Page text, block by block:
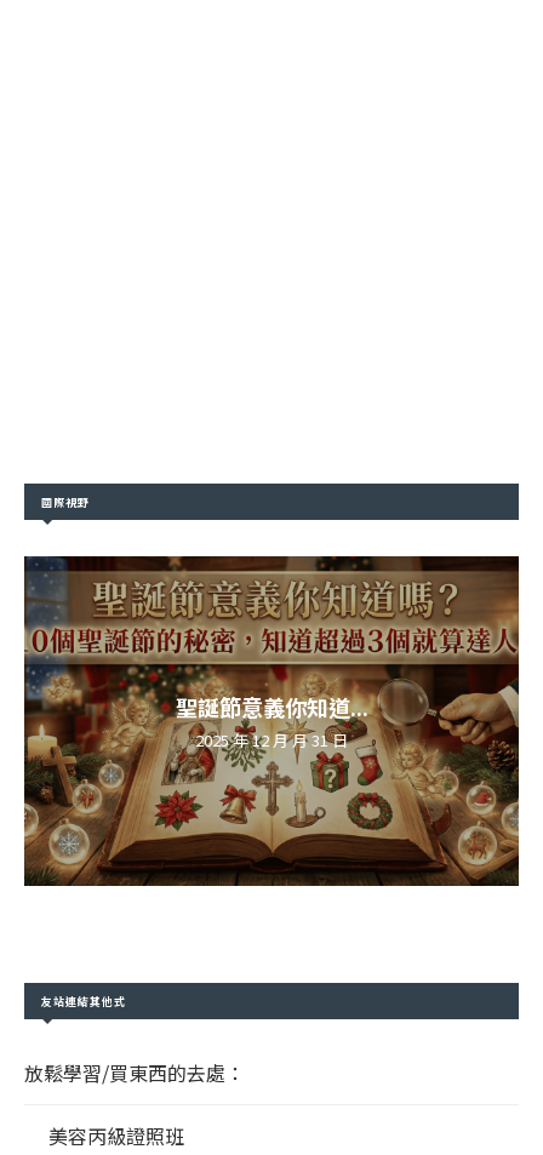
國際視野
聖誕節意義你知道...
2025 年 12 月 月 31 日
友站連結其他式
放鬆學習/買東西的去處：
美容丙級證照班